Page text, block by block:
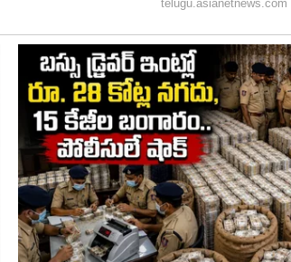
పంచమి లాంటి
ఈ ఊరిలో పామును చంపడం